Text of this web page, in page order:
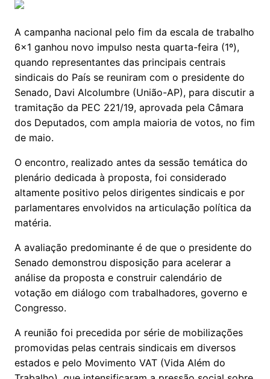
A campanha nacional pelo fim da escala de trabalho
6×1 ganhou novo impulso nesta quarta-feira (1º),
quando representantes das principais centrais
sindicais do País se reuniram com o presidente do
Senado, Davi Alcolumbre (União-AP), para discutir a
tramitação da PEC 221/19, aprovada pela Câmara
dos Deputados, com ampla maioria de votos, no fim
de maio.
O encontro, realizado antes da sessão temática do
plenário dedicada à proposta, foi considerado
altamente positivo pelos dirigentes sindicais e por
parlamentares envolvidos na articulação política da
matéria.
A avaliação predominante é de que o presidente do
Senado demonstrou disposição para acelerar a
análise da proposta e construir calendário de
votação em diálogo com trabalhadores, governo e
Congresso.
A reunião foi precedida por série de mobilizações
promovidas pelas centrais sindicais em diversos
estados e pelo Movimento VAT (Vida Além do